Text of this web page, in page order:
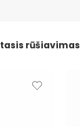
rūšiavimas